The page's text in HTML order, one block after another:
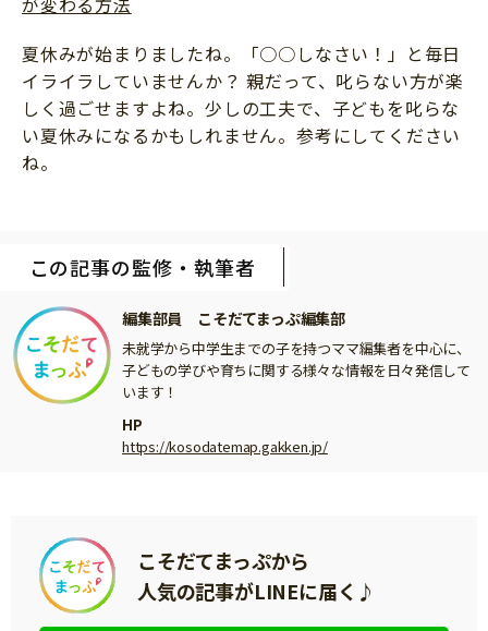
夏休みが始まりましたね。「○○しなさい！」と毎日
イライラしていませんか？ 親だって、叱らない方が楽
しく過ごせますよね。少しの工夫で、子どもを叱らな
い夏休みになるかもしれません。参考にしてください
ね。
この記事の監修・執筆者
編集部員 こそだてまっぷ編集部
未就学から中学生までの子を持つママ編集者を中心に、
子どもの学びや育ちに関する様々な情報を日々発信して
います！
HP
https://kosodatemap.gakken.jp/
こそだてまっぷから
人気の記事がLINEに届く♪